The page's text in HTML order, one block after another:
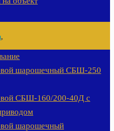
,
шарошечный СБШ-250
СБШ-160/200-40Д с
шарошечный